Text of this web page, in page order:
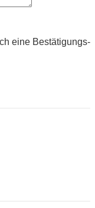
eine Bestätigungs-